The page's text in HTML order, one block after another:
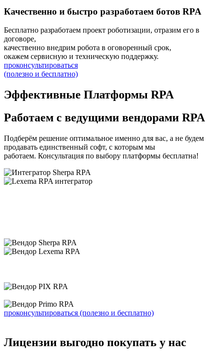
Качественно и быстро разработаем ботов RPA
Бесплатно разработаем проект роботизации, отразим его в
договоре,
качественно внедрим робота в оговоренный срок,
окажем сервисную и техническую поддержку.
проконсультироваться
(полезно и бесплатно)
Эффективные Платформы RPA
Работаем с ведущими вендорами RPA
Подберём решение оптимальное именно для вас, а не будем
продавать единственный софт, с которым мы
работаем. Консультация по выбору платформы бесплатна!
проконсультироваться (полезно и бесплатно)
Лицензии выгодно покупать у нас